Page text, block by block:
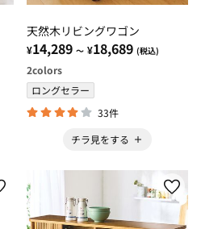
天然木リビングワゴン
¥14,289 ～ ¥18,689 (税込)
2colors
ロングセラー
33件
チラ見をする